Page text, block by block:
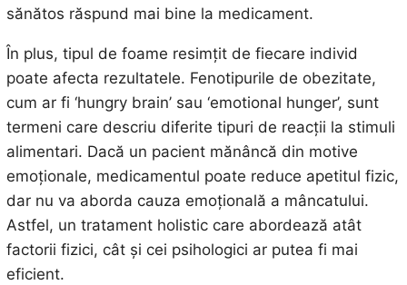
sănătos răspund mai bine la medicament.
În plus, tipul de foame resimțit de fiecare individ
poate afecta rezultatele. Fenotipurile de obezitate,
cum ar fi ‘hungry brain’ sau ‘emotional hunger’, sunt
termeni care descriu diferite tipuri de reacții la stimuli
alimentari. Dacă un pacient mănâncă din motive
emoționale, medicamentul poate reduce apetitul fizic,
dar nu va aborda cauza emoțională a mâncatului.
Astfel, un tratament holistic care abordează atât
factorii fizici, cât și cei psihologici ar putea fi mai
eficient.